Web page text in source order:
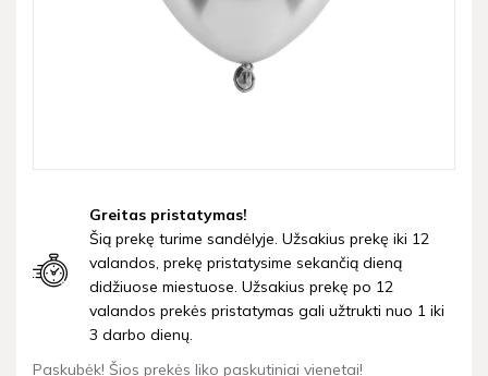
Greitas pristatymas!
Šią prekę turime sandėlyje. Užsakius prekę iki 12
valandos, prekę pristatysime sekančią dieną
didžiuose miestuose. Užsakius prekę po 12
valandos prekės pristatymas gali užtrukti nuo 1 iki
3 darbo dienų.
Paskubėk! Šios prekės liko paskutiniai vienetai!